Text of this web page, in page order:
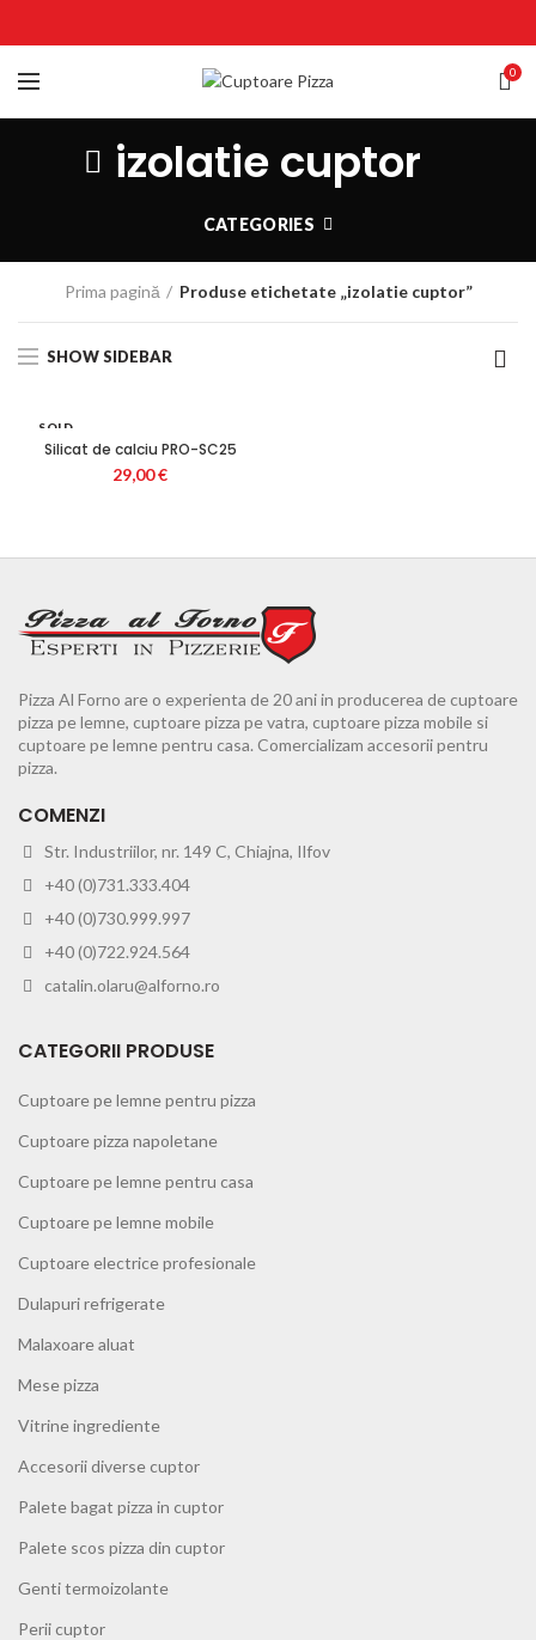
0
izolatie cuptor
CATEGORIES
Prima pagină Produse etichetate „izolatie cuptor”
SHOW SIDEBAR
SOLD
OUT
Silicat de calciu PRO-SC25
29,00€
Pizza Al Forno are o experienta de 20 ani in producerea de cuptoare
pizza pe lemne, cuptoare pizza pe vatra, cuptoare pizza mobile si
cuptoare pe lemne pentru casa. Comercializam accesorii pentru
pizza.
COMENZI
Str. Industriilor, nr. 149 C, Chiajna, Ilfov
+40 (0)731.333.404
+40 (0)730.999.997
+40 (0)722.924.564
catalin.olaru@alforno.ro
CATEGORII PRODUSE
Cuptoare pe lemne pentru pizza
Cuptoare pizza napoletane
Cuptoare pe lemne pentru casa
Cuptoare pe lemne mobile
Cuptoare electrice profesionale
Dulapuri refrigerate
Malaxoare aluat
Mese pizza
Vitrine ingrediente
Accesorii diverse cuptor
Palete bagat pizza in cuptor
Palete scos pizza din cuptor
Genti termoizolante
Perii cuptor